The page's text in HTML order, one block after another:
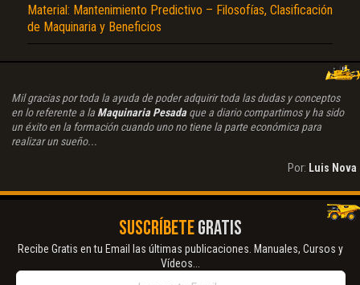
Material: Mantenimiento Predictivo – Filosofías, Clasificación
de Maquinaria y Beneficios
Mil gracias por toda la ayuda de poder adquirir toda las dudas y conceptos
en lo referente a la Maquinaria Pesadaque a diario compartimos y ha sido
un éxito en la formación cuando uno no tiene la parte económica para
realizar un sueño...
Por: Luis Nova
SUSCRÍBETEGRATIS
Recibe Gratis en tu Email las últimas publicaciones. Manuales, Cursos y
Vídeos...